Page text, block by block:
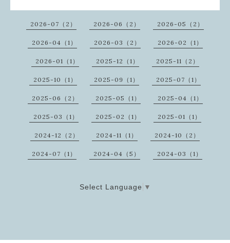
2026-07（2） 2026-06（2） 2026-05（2）
2026-04（1） 2026-03（2） 2026-02（1）
2026-01（1） 2025-12（1） 2025-11（2）
2025-10（1） 2025-09（1） 2025-07（1）
2025-06（2） 2025-05（1） 2025-04（1）
2025-03（1） 2025-02（1） 2025-01（1）
2024-12（2） 2024-11（1） 2024-10（2）
2024-07（1） 2024-04（5） 2024-03（1）
Select Language ▼